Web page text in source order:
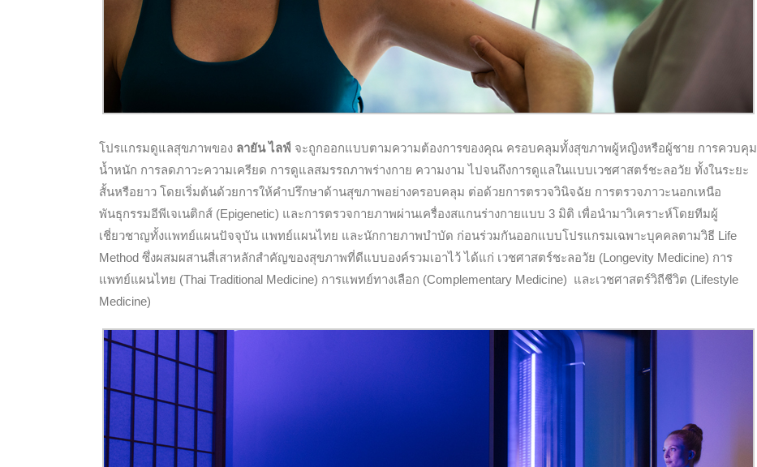
โปรแกรมดูแลสุขภาพของ ลายัน ไลฟ์ จะถูกออกแบบตามความต้องการของคุณ ครอบคลุมทั้งสุขภาพผู้หญิงหรือผู้ชาย การควบคุม
น้ำหนัก การลดภาวะความเครียด การดูแลสมรรถภาพร่างกาย ความงาม ไปจนถึงการดูแลในแบบเวชศาสตร์ชะลอวัย ทั้งในระยะ
สั้นหรือยาว โดยเริ่มต้นด้วยการให้คำปรึกษาด้านสุขภาพอย่างครอบคลุม ต่อด้วยการตรวจวินิจฉัย การตรวจภาวะนอกเหนือ
พันธุกรรมอีพีเจเนติกส์ (Epigenetic) และการตรวจกายภาพผ่านเครื่องสแกนร่างกายแบบ 3 มิติ เพื่อนำมาวิเคราะห์โดยทีมผู้
เชี่ยวชาญทั้งแพทย์แผนปัจจุบัน แพทย์แผนไทย และนักกายภาพบำบัด ก่อนร่วมกันออกแบบโปรแกรมเฉพาะบุคคลตามวิธี Life
Method ซึ่งผสมผสานสี่เสาหลักสำคัญของสุขภาพที่ดีแบบองค์รวมเอาไว้ ได้แก่ เวชศาสตร์ชะลอวัย (Longevity Medicine) การ
แพทย์แผนไทย (Thai Traditional Medicine) การแพทย์ทางเลือก (Complementary Medicine) และเวชศาสตร์วิถีชีวิต (Lifestyle
Medicine)